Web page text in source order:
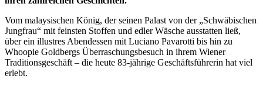
Vom malaysischen König, der seinen Palast von der „Schwäbischen
Jungfrau“ mit feinsten Stoffen und edler Wäsche ausstatten ließ,
über ein illustres Abendessen mit Luciano Pavarotti bis hin zu
Whoopie Goldbergs Überraschungsbesuch in ihrem Wiener
Traditionsgeschäft – die heute 83-jährige Geschäftsführerin hat viel
erlebt.